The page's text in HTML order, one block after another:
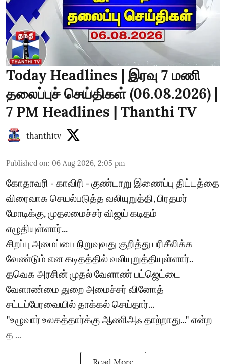
Today Headlines | இரவு 7 மணி
தலைப்புச் செய்திகள் (06.08.2026) |
7 PM Headlines | Thanthi TV
thanthitv
Published on: 06 Aug 2026, 2:05 pm
கோதாவரி - காவிரி - குண்டாறு இணைப்பு திட்டத்தை
விரைவாக செயல்படுத்த வலியுறுத்தி, பிரதமர்
மோடிக்கு, முதலமைச்சர் விஜய் கடிதம்
எழுதியுள்ளார்...
சிறப்பு அமைப்பை நிறுவுவது குறித்து பரிசீலிக்க
வேண்டும் என கடிதத்தில் வலியுறுத்தியுள்ளார்..
தவெக அரசின் முதல் வேளாண் பட்ஜெட்டை
வேளாண்மை துறை அமைச்சர் வினோத்
சட்டப்பேரவையில் தாக்கல் செய்தார்...
"உழுவார் உலகத்தார்க்கு ஆணிஅஃ தாற்றாது..." என்ற
த ...
Read More